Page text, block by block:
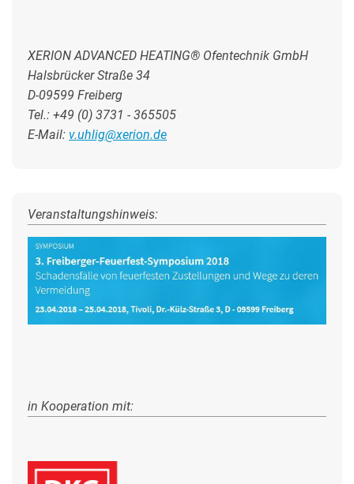
XERION ADVANCED HEATING® Ofentechnik GmbH
Halsbrücker Straße 34
D-09599 Freiberg
Tel.: +49 (0) 3731 - 365505
E-Mail: v.uhlig@xerion.de
Veranstaltungshinweis:
in Kooperation mit: